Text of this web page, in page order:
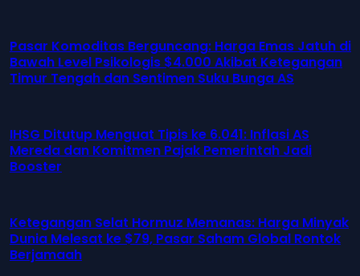
Pasar Komoditas Berguncang: Harga Emas Jatuh di
Bawah Level Psikologis $4.000 Akibat Ketegangan
Timur Tengah dan Sentimen Suku Bunga AS
IHSG Ditutup Menguat Tipis ke 6.041: Inflasi AS
Mereda dan Komitmen Pajak Pemerintah Jadi
Booster
Ketegangan Selat Hormuz Memanas: Harga Minyak
Dunia Melesat ke $79, Pasar Saham Global Rontok
Berjamaah